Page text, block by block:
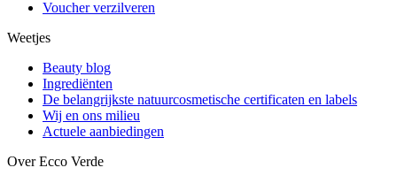
Voucher verzilveren
Weetjes
Beauty blog
Ingrediënten
De belangrijkste natuurcosmetische certificaten en labels
Wij en ons milieu
Actuele aanbiedingen
Over Ecco Verde